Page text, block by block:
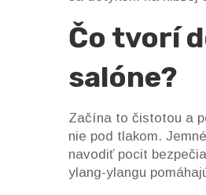
Čo tvorí
salóne?
Začína to čistotou a
nie pod tlakom.
navodiť pocit
ylang-ylangu